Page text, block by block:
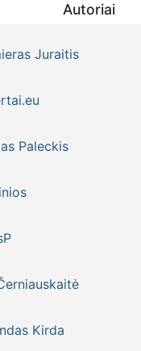
Autoriai
Juraitis
Paleckis
Kirda